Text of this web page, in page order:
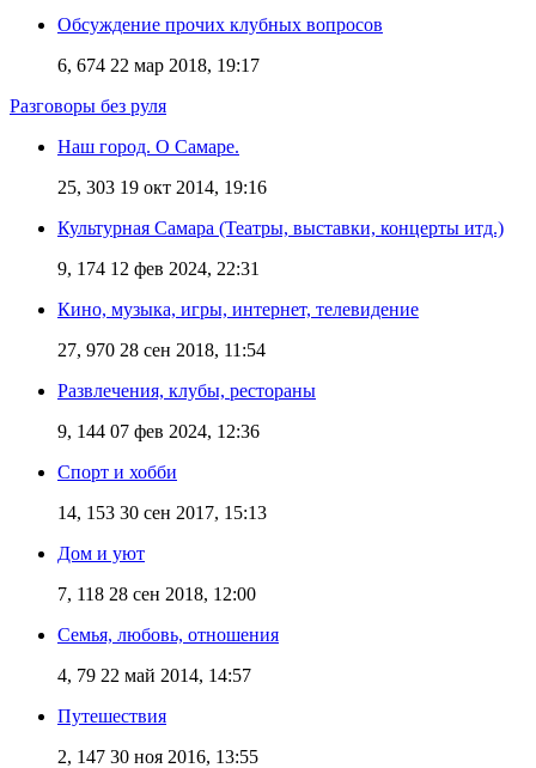
Обсуждение прочих клубных вопросов
6, 674 22 мар 2018, 19:17
Разговоры без руля
Наш город. О Самаре.
25, 303 19 окт 2014, 19:16
Культурная Самара (Театры, выставки, концерты итд.)
9, 174 12 фев 2024, 22:31
Кино, музыка, игры, интернет, телевидение
27, 970 28 сен 2018, 11:54
Развлечения, клубы, рестораны
9, 144 07 фев 2024, 12:36
Спорт и хобби
14, 153 30 сен 2017, 15:13
Дом и уют
7, 118 28 сен 2018, 12:00
Семья, любовь, отношения
4, 79 22 май 2014, 14:57
Путешествия
2, 147 30 ноя 2016, 13:55